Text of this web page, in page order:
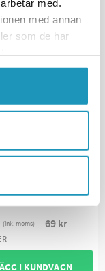
med.
med annan
som de har
svart (2-
(ink. moms) 69 kr
I KUNDVAGN